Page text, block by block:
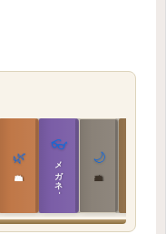
🌿
敷地設計の教科書
👓
メガネ｜転職 🌙
建築思想の教科書